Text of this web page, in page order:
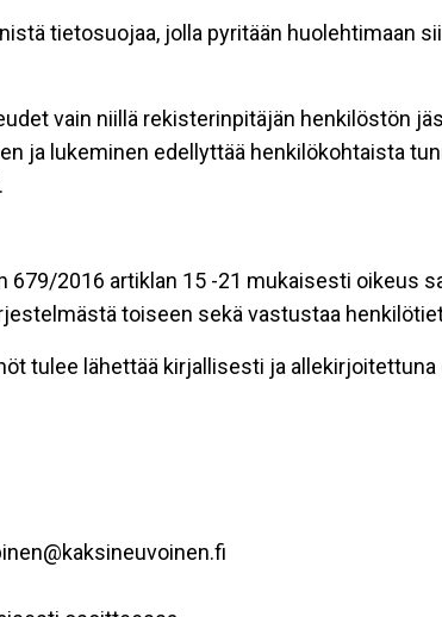
tietosuojaa, jolla pyritään huolehtimaan
vain niillä rekisterinpitäjän henkilöstön
ja lukeminen edellyttää henkilökohtaista
679/2016 artiklan 15 -21 mukaisesti oikeus
toiseen sekä vastustaa
tulee lähettää kirjallisesti ja allekirjoitettuna